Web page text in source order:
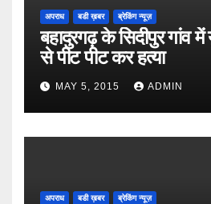
अपराध बडी ख़बर ब्रेकिंग न्यूज़
बहादुरगढ़ के सिदीपुर गांव
से पीट पीट कर हत्या
MAY 5, 2015 ADMIN
अपराध बडी ख़बर ब्रेकिंग न्यूज़